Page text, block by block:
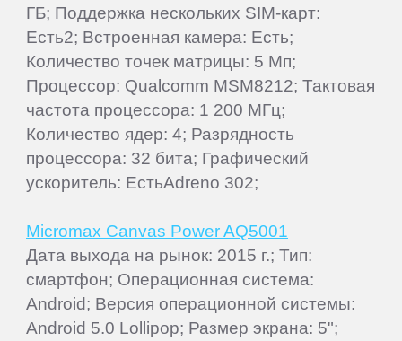
ГБ; Поддержка нескольких SIM-карт:
Есть2; Встроенная камера: Есть;
Количество точек матрицы: 5 Мп;
Процессор: Qualcomm MSM8212; Тактовая
частота процессора: 1 200 МГц;
Количество ядер: 4; Разрядность
процессора: 32 бита; Графический
ускоритель: ЕстьAdreno 302;
Micromax Canvas Power AQ5001
Дата выхода на рынок: 2015 г.; Тип:
смартфон; Операционная система:
Android; Версия операционной системы:
Android 5.0 Lollipop; Размер экрана: 5";